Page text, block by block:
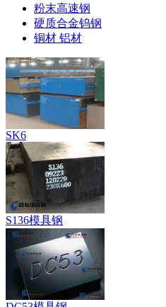
粉末高速钢
硬质合金钨钢
铜材 铝材
SK6
S136模具钢